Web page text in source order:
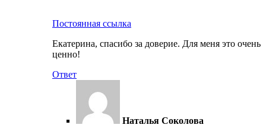
Постоянная ссылка
Екатерина, спасибо за доверие. Для меня это очень
ценно!
Ответ
Наталья Соколова